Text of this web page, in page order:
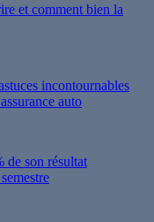
et comment bien la
incontournables
auto
de son résultat